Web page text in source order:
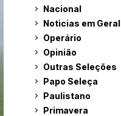
Nacional
Noticias em Geral
Operário
Opinião
Outras Seleções
Papo Seleça
Paulistano
Primavera